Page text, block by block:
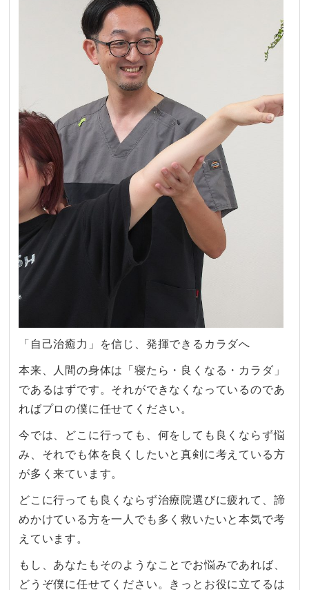
「自己治癒力」を信じ、発揮できるカラダへ
本来、人間の身体は「寝たら・良くなる・カラダ」
であるはずです。それができなくなっているのであ
ればプロの僕に任せてください。
今では、どこに行っても、何をしても良くならず悩
み、それでも体を良くしたいと真剣に考えている方
が多く来ています。
どこに行っても良くならず治療院選びに疲れて、諦
めかけている方を一人でも多く救いたいと本気で考
えています。
もし、あなたもそのようなことでお悩みであれば、
どうぞ僕に任せてください。きっとお役に立てるは